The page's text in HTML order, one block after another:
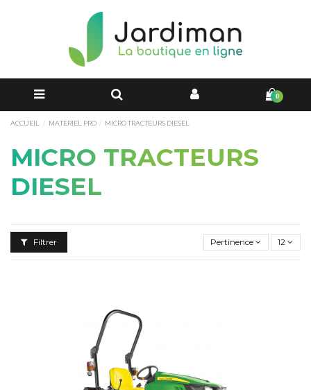
0
ACCUEIL MATERIEL PRO MICRO TRACTEURS DIESEL
MICRO TRACTEURS
DIESEL
Filtrer Pertinence 12